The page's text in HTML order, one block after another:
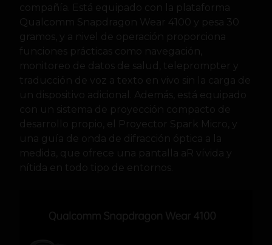
compañía. Está equipado con la plataforma
Qualcomm Snapdragon Wear 4100 y pesa 30
gramos, y a nivel de operación proporciona
funciones prácticas como navegación,
monitoreo de datos de salud, teleprompter y
traducción de voz a texto en vivo sin la carga de
un dispositivo adicional. Además, está equipado
con un sistema de proyección compacto de
desarrollo propio, el Proyector Spark Micro, y
una guía de onda de difracción óptica a la
medida, que ofrece una pantalla aR vívida y
nítida en todo tipo de entornos.